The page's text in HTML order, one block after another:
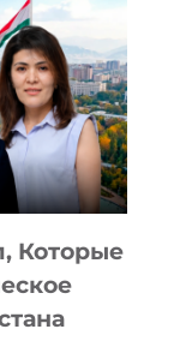
Которые